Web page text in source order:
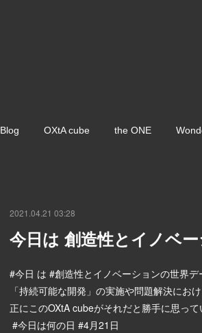
Blog OXtA cube the ONE
2021.04.21 03:28
今日は 創造性とイノベ
#今日 は #創造性とイノベーションの世界デ
「持続可能な開発」の実施や問題解決にお
正にこのOXtA cubeがそれだと勝手に思って
#今日は何の日 #4月21日